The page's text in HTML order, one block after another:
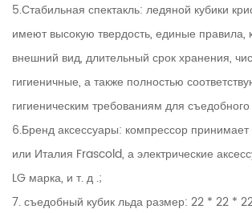
5.Стабильная спектакль: ледяной кубики
имеют высокую твердость, единые правила,
внешний вид, длительный срок хранения,
гигиеничные, а также полностью
гигиеническим требованиям для
6.Бренд аксессуары: компрессор
или Италия Frascold, а электрические
LG марка, и т. д .;
7. съедобный кубик льда размер: 22 * ​​22 *